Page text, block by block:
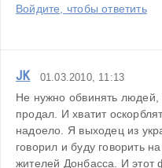
Войдите, чтобы ответить
JK 01.03.2010, 11:13
Не нужно обвинять людей,
продал. И хватит
надоело. Я выходец из
говорил и буду говорить
жителей Донбасса. И этот